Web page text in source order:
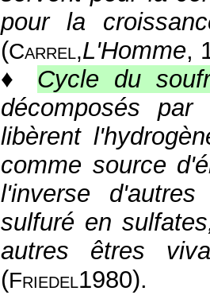
pour la
(Carrel,L'Homme,
♦ Cycle du
décomposés
libèrent
comme source
l'inverse d'autres
sulfuré en
autres êtres
(Friedel1980).